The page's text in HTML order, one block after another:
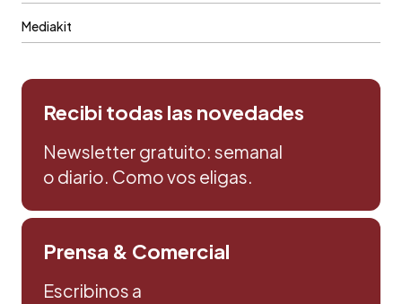
Mediakit
Recibi todas las novedades
Newsletter gratuito: semanal
o diario. Como vos eligas.
Prensa & Comercial
Escribinos a